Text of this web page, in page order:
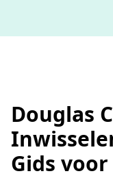
Douglas
Gids voor